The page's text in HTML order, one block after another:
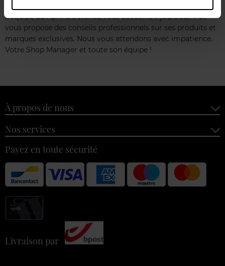
L’équipe du April d’Ostende vous accueille 7 jours sur 7 et
vous propose des conseils professionnels sur ses produits et
marques exclusives. Nous vous attendons avec impatience.
Votre Shop Manager et toute son équipe !
À propos de nous
Nos services
Payez en toute sécurité
Livraison par